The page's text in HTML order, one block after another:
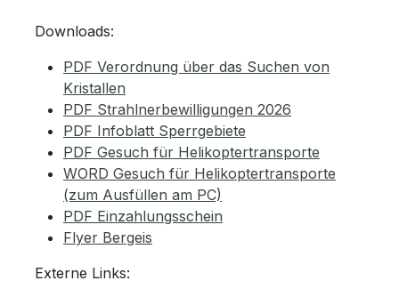
Downloads:
PDF Verordnung über das Suchen von
Kristallen
PDF Strahlnerbewilligungen 2026
PDF Infoblatt Sperrgebiete
PDF Gesuch für Helikoptertransporte
WORD Gesuch für Helikoptertransporte
(zum Ausfüllen am PC)
PDF Einzahlungsschein
Flyer Bergeis
Externe Links: